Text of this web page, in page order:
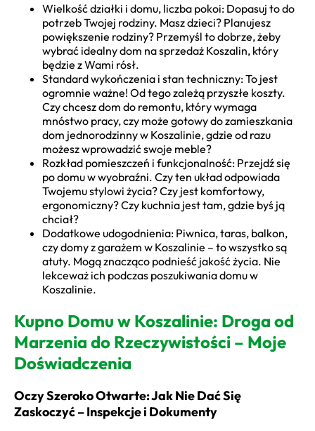
Wielkość działki i domu, liczba pokoi: Dopasuj to do
potrzeb Twojej rodziny. Masz dzieci? Planujesz
powiększenie rodziny? Przemyśl to dobrze, żeby
wybrać idealny dom na sprzedaż Koszalin, który
będzie z Wami rósł.
Standard wykończenia i stan techniczny: To jest
ogromnie ważne! Od tego zależą przyszłe koszty.
Czy chcesz dom do remontu, który wymaga
mnóstwo pracy, czy może gotowy do zamieszkania
dom jednorodzinny w Koszalinie, gdzie od razu
możesz wprowadzić swoje meble?
Rozkład pomieszczeń i funkcjonalność: Przejdź się
po domu w wyobraźni. Czy ten układ odpowiada
Twojemu stylowi życia? Czy jest komfortowy,
ergonomiczny? Czy kuchnia jest tam, gdzie byś ją
chciał?
Dodatkowe udogodnienia: Piwnica, taras, balkon,
czy domy z garażem w Koszalinie – to wszystko są
atuty. Mogą znacząco podnieść jakość życia. Nie
lekceważ ich podczas poszukiwania domu w
Koszalinie.
Kupno Domu w Koszalinie: Droga od
Marzenia do Rzeczywistości – Moje
Doświadczenia
Oczy Szeroko Otwarte: Jak Nie Dać Się
Zaskoczyć – Inspekcje i Dokumenty